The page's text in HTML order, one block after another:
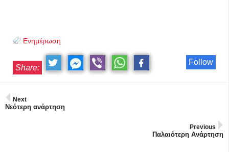
Ενημέρωση
Follow
Share:
Next
Νεότερη ανάρτηση
Previous
Παλαιότερη Ανάρτηση